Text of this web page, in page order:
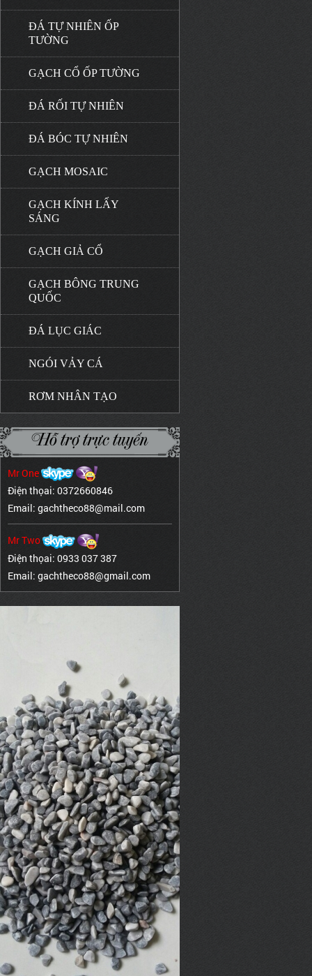
ĐÁ TỰ NHIÊN ỐP
TƯỜNG
GẠCH CỔ ỐP TƯỜNG
ĐÁ RỐI TỰ NHIÊN
ĐÁ BÓC TỰ NHIÊN
GẠCH MOSAIC
GẠCH KÍNH LẤY
SÁNG
GẠCH GIẢ CỔ
GẠCH BÔNG TRUNG
QUỐC
ĐÁ LỤC GIÁC
NGÓI VẢY CÁ
RƠM NHÂN TẠO
Hỗ trợ trực tuyến
Mr One
Điện thọai: 0372660846
Email: gachtheco88@mail.com
Mr Two
Điện thọai: 0933 037 387
Email: gachtheco88@gmail.com